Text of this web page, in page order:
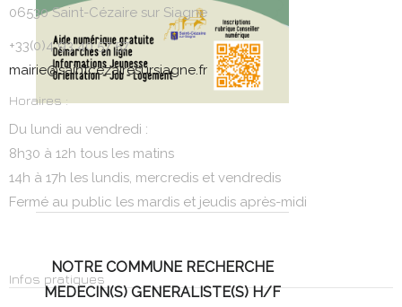
NOTRE COMMUNE RECHERCHE
MEDECIN(S) GENERALISTE(S) H/F
06530 Saint-Cézaire sur Siagne
+33(0)4 93 40 57 57
mairie@saintcezairesursiagne.fr
Horaires :
Du lundi au vendredi :
8h30 à 12h tous les matins
14h à 17h les lundis, mercredis et vendredis
Fermé au public les mardis et jeudis après-midi
Infos pratiques